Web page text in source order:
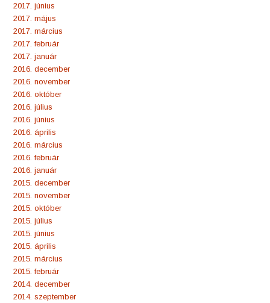
2017. június
2017. május
2017. március
2017. február
2017. január
2016. december
2016. november
2016. október
2016. július
2016. június
2016. április
2016. március
2016. február
2016. január
2015. december
2015. november
2015. október
2015. július
2015. június
2015. április
2015. március
2015. február
2014. december
2014. szeptember